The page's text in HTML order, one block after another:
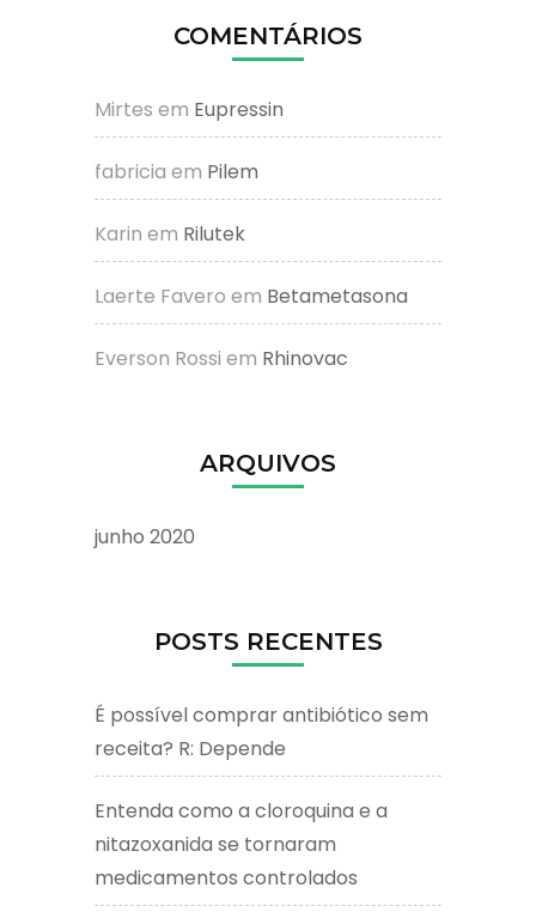
COMENTÁRIOS
Mirtes em Eupressin
fabricia em Pilem
Karin em Rilutek
Laerte Favero em Betametasona
Everson Rossi em Rhinovac
ARQUIVOS
junho 2020
POSTS RECENTES
É possível comprar antibiótico sem
receita? R: Depende
Entenda como a cloroquina e a
nitazoxanida se tornaram
medicamentos controlados